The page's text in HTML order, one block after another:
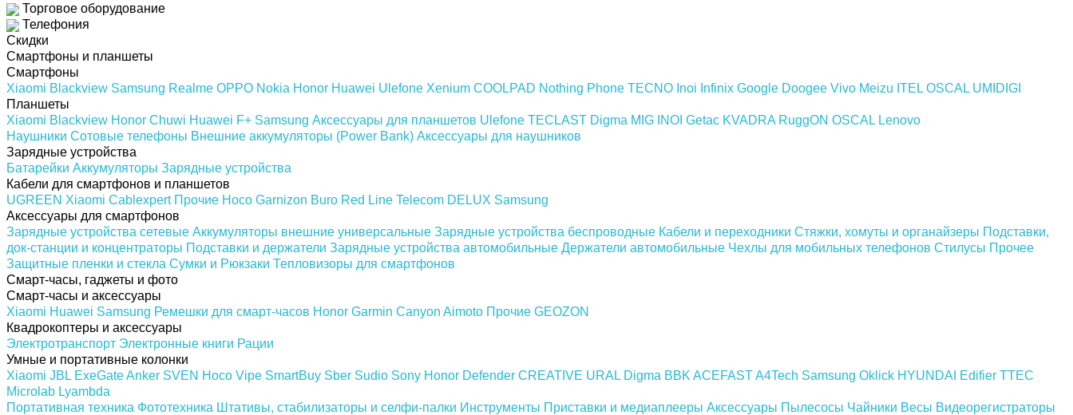
Торговое оборудование
Телефония
Скидки
Смартфоны и планшеты
Смартфоны
Xiaomi Blackview Samsung Realme OPPO Nokia Honor Huawei Ulefone Xenium COOLPAD Nothing Phone TECNO Inoi Infinix Google Doogee Vivo Meizu ITEL OSCAL UMIDIGI
Планшеты
Xiaomi Blackview Honor Chuwi Huawei F+ Samsung Аксессуары для планшетов Ulefone TECLAST Digma MIG INOI Getac KVADRA RuggON OSCAL Lenovo
Наушники Сотовые телефоны Внешние аккумуляторы (Power Bank) Аксессуары для наушников
Зарядные устройства
Батарейки Аккумуляторы Зарядные устройства
Кабели для смартфонов и планшетов
UGREEN Xiaomi Cablexpert Прочие Hoco Garnizon Buro Red Line Telecom DELUX Samsung
Аксессуары для смартфонов
Зарядные устройства сетевые Аккумуляторы внешние универсальные Зарядные устройства беспроводные Кабели и переходники Стяжки, хомуты и органайзеры Подставки,
док-станции и концентраторы Подставки и держатели Зарядные устройства автомобильные Держатели автомобильные Чехлы для мобильных телефонов Стилусы Прочее
Защитные пленки и стекла Сумки и Рюкзаки Тепловизоры для смартфонов
Смарт-часы, гаджеты и фото
Смарт-часы и аксессуары
Xiaomi Huawei Samsung Ремешки для смарт-часов Honor Garmin Canyon Aimoto Прочие GEOZON
Квадрокоптеры и аксессуары
Электротранспорт Электронные книги Рации
Умные и портативные колонки
Xiaomi JBL ExeGateAnker SVEN Hoco Vipe SmartBuy Sber Sudio Sony Honor Defender CREATIVE URAL Digma BBK ACEFASTA4Tech Samsung Oklick HYUNDAI Edifier TTEC
Microlab Lyambda
Портативная техника Фототехника Штативы, стабилизаторы и селфи-палки Инструменты Приставки и медиаплееры Аксессуары Пылесосы Чайники Весы Видеорегистраторы